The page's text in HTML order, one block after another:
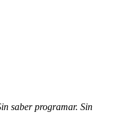
saber programar. Sin